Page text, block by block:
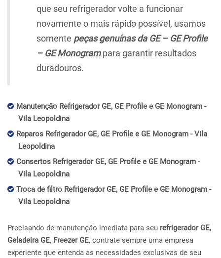
que seu refrigerador volte a funcionar
novamente o mais rápido possível, usamos
somente peças genuínas da GE – GE Profile
– GE Monogrampara garantir resultados
duradouros.
Manutenção Refrigerador GE, GE Profile e GE Monogram -
Vila Leopoldina
Reparos Refrigerador GE, GE Profile e GE Monogram - Vila
Leopoldina
Consertos Refrigerador GE, GE Profile e GE Monogram -
Vila Leopoldina
Troca de filtro Refrigerador GE, GE Profile e GE Monogram -
Vila Leopoldina
Precisando de manutenção imediata para seu refrigerador GE,
Geladeira GE, Freezer GE, contrate sempre uma empresa
experiente que entenda as necessidades exclusivas de seu